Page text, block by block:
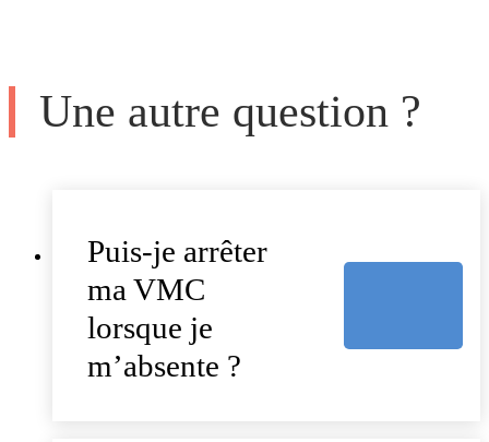
Une autre question ?
Puis-je arrêter
ma VMC
lorsque je
m’absente ?